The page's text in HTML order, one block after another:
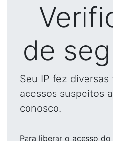
de
Seu IP fez
acessos suspeitos
conosco.
Para liberar o acesso do